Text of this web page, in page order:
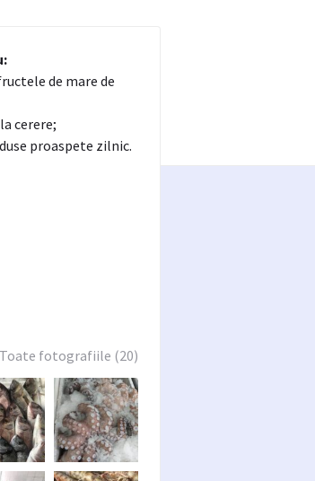
de mare de
cerere;
proaspete zilnic.
Toate fotografiile (20)